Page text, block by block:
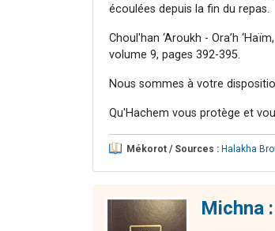
écoulées depuis la fin du repas.
Choul'han ‘Aroukh - Ora’h
volume 9, pages 392-395.
Nous sommes à votre
Qu'Hachem vous protège et
Mékorot / Sources : Halakha
Michna